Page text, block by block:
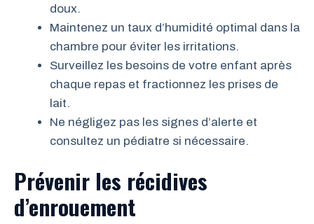
doux.
Maintenez un taux d’humidité optimal dans la
chambre pour éviter les irritations.
Surveillez les besoins de votre enfant après
chaque repas et fractionnez les prises de
lait.
Ne négligez pas les signes d’alerte et
consultez un pédiatre si nécessaire.
Prévenir les récidives
d’enrouement